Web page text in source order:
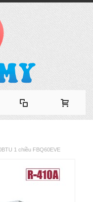
1 chiều FBQ60EVE